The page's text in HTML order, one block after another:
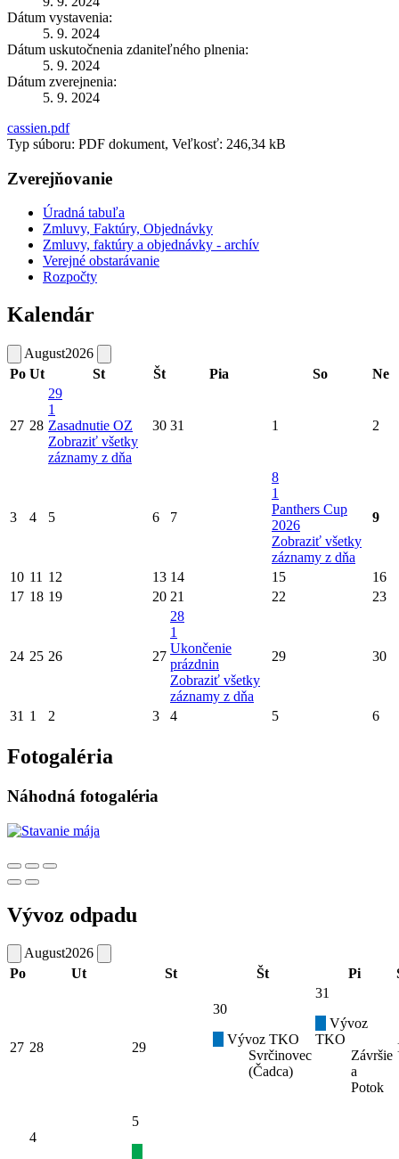
Dátum vystavenia:
5. 9. 2024
Dátum uskutočnenia zdaniteľného plnenia:
5. 9. 2024
Dátum zverejnenia:
5. 9. 2024
cassien.pdf
Typ súboru: PDF dokument, Veľkosť: 246,34 kB
Zverejňovanie
Úradná tabuľa
Zmluvy, Faktúry, Objednávky
Zmluvy, faktúry a objednávky - archív
Verejné obstarávanie
Rozpočty
Kalendár
August2026
Po Ut St Št Pia So Ne
27 28
29
1
Zasadnutie OZ
Zobraziť všetky
záznamy z dňa
30 31 1 2
3 4 5 6 7
8
1
Panthers Cup
2026
Zobraziť všetky
záznamy z dňa
9
10 11 12 13 14 15
16
17 18 19 20 21 22 23
24 25 26 27
28
1
Ukončenie
prázdnin
Zobraziť všetky
záznamy z dňa
29 30
31 1 2 3 4 5 6
Fotogaléria
Náhodná fotogaléria
Vývoz odpadu
August2026
Po
Ut St Št Pi
27 28 29
30
Vývoz TKO
Svrčinovec
(Čadca)
31
Vývoz
TKO
Závršie
a
Potok
4
5